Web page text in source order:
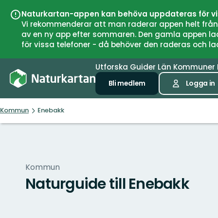
Naturkartan-appen kan behöva uppdateras för
Vi rekommenderar att man raderar appen helt
av en ny app efter sommaren. Den gamla
för vissa telefoner - då behöver den raderas och
Utforska Guider Län Kommuner
Bli medlem Logga in
Kommun Enebakk
Kommun
Naturguide till Enebakk